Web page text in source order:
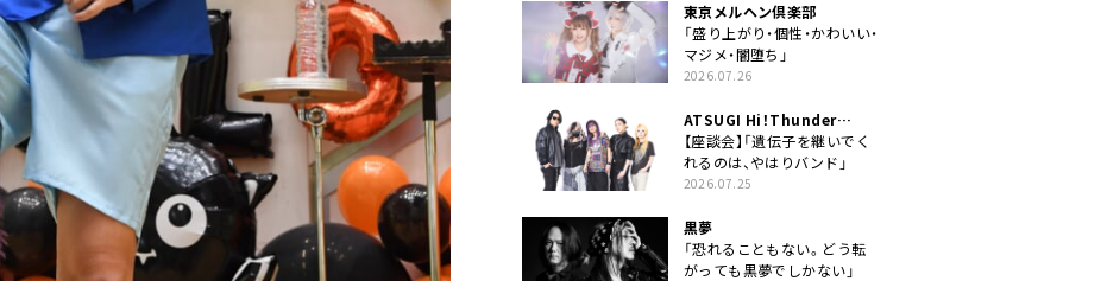
東京メルヘン倶楽部
「盛り上がり・個性・かわいい・
マジメ・闇堕ち」
2026.07.26
ATSUGI Hi！Thunder
Rock Festival
【座談会】「遺伝子を継いでく
れるのは、やはりバンド」
2026.07.25
黒夢
「恐れることもない。どう転
がっても黒夢でしかない」